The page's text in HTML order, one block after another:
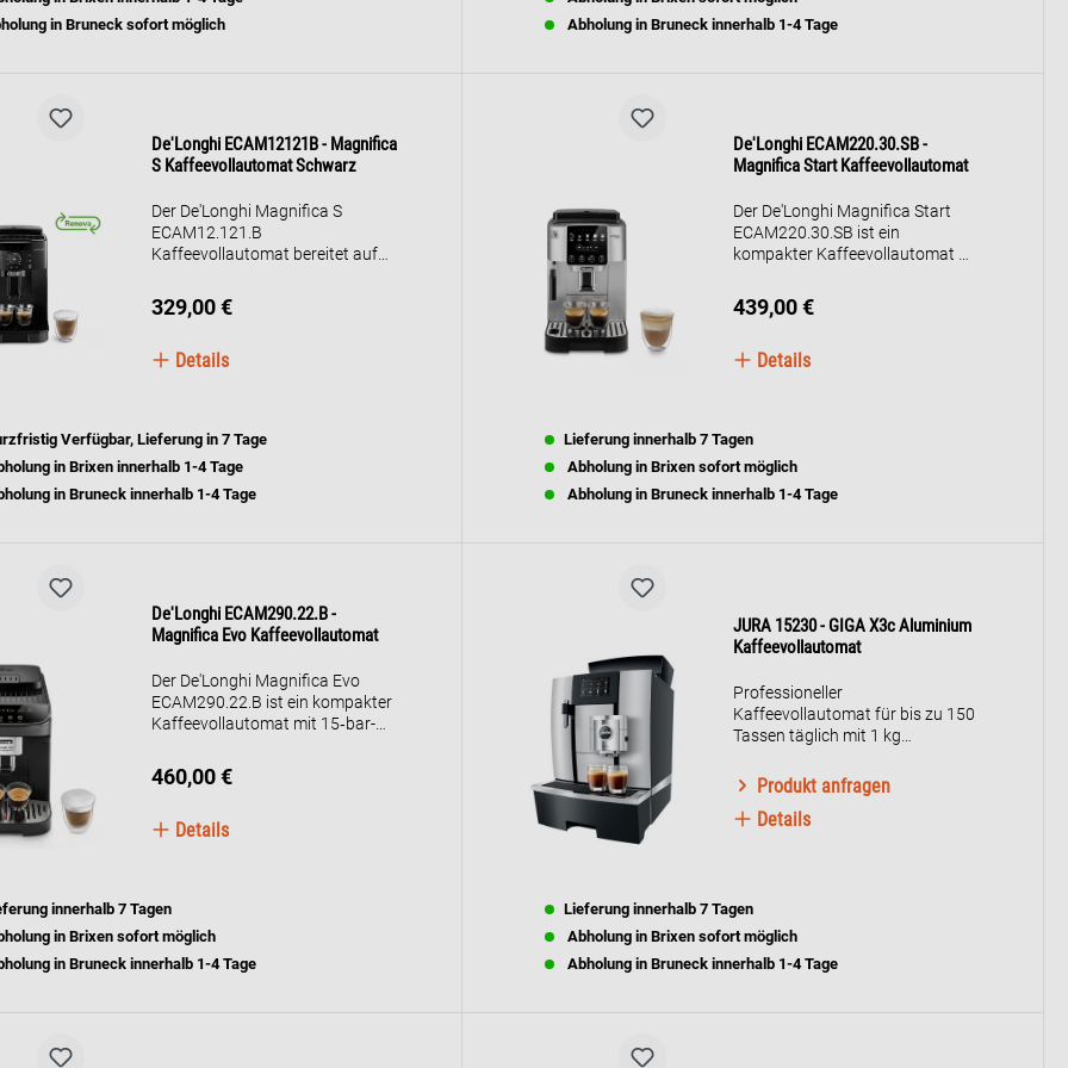
angepasst, um stets das optimale
Aroma zu gewährleisten. Das
manuelle Milchaufschäumer die
Zubereitung von cremigem
Milchkaffeespezialitäten
ermöglicht. Das stilvolle und
kompakte Design in Arctic White
fügt sich harmonisch in jede
in Bruneck sofort möglich
angepasst, um stets das optimale
Aroma zu gewährleisten. Das
LatteCrema Hot System
automatisch feinporigen, heißen
Milchschaum liefert und eine
automatische
Reinigungsfunktion besitzt. Das
stilvolle und kompakte Design in
Pebble Grey fügt sich harmonisch
Abholung in Bruneck innerhalb 1-4 Tage
De'Longhi ECAM12121B - Magnifica
S Kaffeevollautomat Schwarz
Der De'Longhi Magnifica S
ECAM12.121.B
Kaffeevollautomat bereitet auf
Milchschaumgetränke zu. Er
verfügt über ein integriertes
Heizsystem, klassischem
ermöglichen die individuelle
Anpassung von Kaffeestärke und
-menge.
329,00 €
Details
Verfügbar, Lieferung in 7 Tage
in Brixen innerhalb 1-4 Tage
in Bruneck innerhalb 1-4 Tage
De'Longhi ECAM220.30.SB -
Magnifica Start Kaffeevollautomat
Der De'Longhi Magnifica Start
ECAM220.30.SB ist ein
kompakter Kaffeevollautomat mit
Leistung. Er bietet frischen
Bohnenkaffee von Espresso bis
einstellbare Kaffeestärke und -
Bohnenbehälter 250 g.
439,00 €
Details
Lieferung innerhalb 7 Tagen
Abholung in Brixen sofort möglich
Abholung in Bruneck innerhalb 1-4 Tage
De'Longhi ECAM290.22.B -
Magnifica Evo Kaffeevollautomat
Der De'Longhi Magnifica Evo
ECAM290.22.B ist ein kompakter
Kaffeevollautomat mit 15‑bar-
Kegelmahlwerk und 1,8‑Liter-
Wassertank. Er bereitet auf
Doppio+ und Heißwasser aus
lassen sich Getränke leicht
auswählen und personalisieren.
Ein manuelles Milchschaumdüse
460,00 €
Details
innerhalb 7 Tagen
in Brixen sofort möglich
in Bruneck innerhalb 1-4 Tage
JURA 15230 - GIGA X3c Aluminium
Kaffeevollautomat
Professioneller
Kaffeevollautomat für bis zu 150
Tassen täglich mit 1 kg
Aromaschutzdeckel. Bietet 32
programmierbare Spezialitäten,
variable Brühkammer (5-16g) und
Selbstbedienungszonen.
Produkt anfragen
Details
Lieferung innerhalb 7 Tagen
Abholung in Brixen sofort möglich
Abholung in Bruneck innerhalb 1-4 Tage